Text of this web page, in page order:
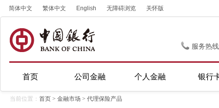
简体中文 繁体中文 English 无障碍浏览 关怀版
服务热
首页 公司金融 个人金融 银行
当前位置： 首页 > 金融市场 > 代理保险产品